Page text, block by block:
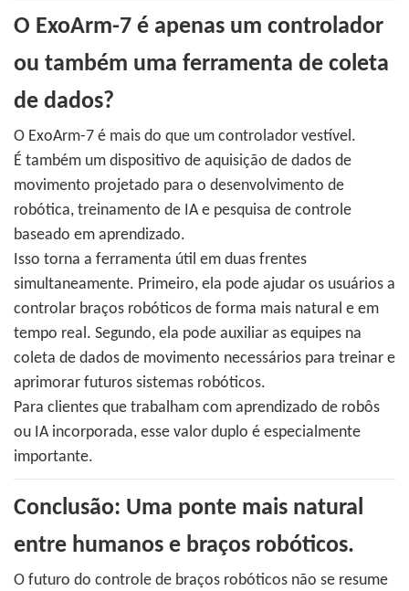
O ExoArm-7 é apenas um controlador
ou também uma ferramenta de coleta
de dados?
O ExoArm-7 é mais do que um controlador vestível.
É também um dispositivo de aquisição de dados de
movimento projetado para o desenvolvimento de
robótica, treinamento de IA e pesquisa de controle
baseado em aprendizado.
Isso torna a ferramenta útil em duas frentes
simultaneamente. Primeiro, ela pode ajudar os usuários a
controlar braços robóticos de forma mais natural e em
tempo real. Segundo, ela pode auxiliar as equipes na
coleta de dados de movimento necessários para treinar e
aprimorar futuros sistemas robóticos.
Para clientes que trabalham com aprendizado de robôs
ou IA incorporada, esse valor duplo é especialmente
importante.
Conclusão: Uma ponte mais natural
entre humanos e braços robóticos.
O futuro do controle de braços robóticos não se resume